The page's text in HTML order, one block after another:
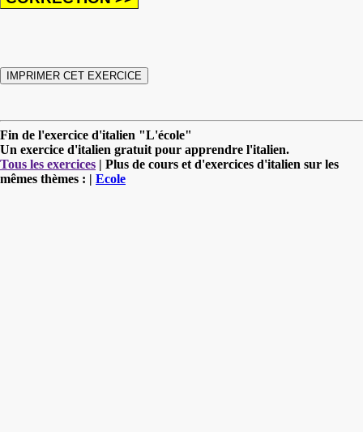
Fin de l'exercice d'italien "L'école"
Un exercice d'italien gratuit pour apprendre l'italien.
Tous les exercices | Plus de cours et d'exercices d'italien sur les
mêmes thèmes : | Ecole